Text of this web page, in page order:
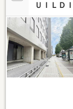
ＵＩＬＤ